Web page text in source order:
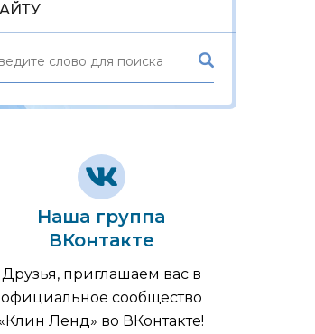
Наша группа
ВКонтакте
Друзья, приглашаем вас в
официальное сообщество
«Клин Ленд» во ВКонтакте!